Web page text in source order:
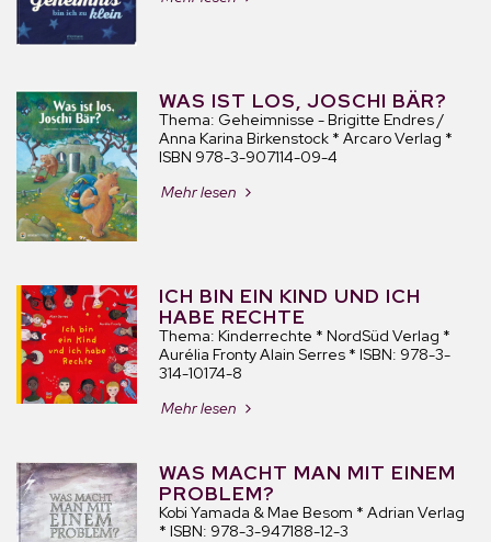
WAS IST LOS, JOSCHI BÄR?
Thema: Geheimnisse - Brigitte Endres /
Anna Karina Birkenstock * Arcaro Verlag *
ISBN 978-3-907114-09-4
Mehr lesen
ICH BIN EIN KIND UND ICH
HABE RECHTE
Thema: Kinderrechte * NordSüd Verlag *
Aurélia Fronty Alain Serres * ISBN: 978-3-
314-10174-8
Mehr lesen
WAS MACHT MAN MIT EINEM
PROBLEM?
Kobi Yamada & Mae Besom * Adrian Verlag
* ISBN: 978-3-947188-12-3